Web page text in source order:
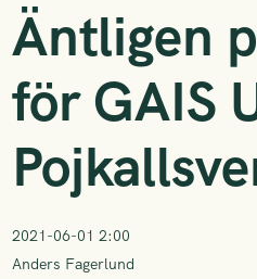
Äntligen
för GAIS
2021-06-01 2:00
Anders Fagerlund